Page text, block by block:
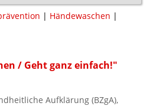
| Händewaschen |
/ Geht ganz einfach!"
Aufklärung (BZgA),